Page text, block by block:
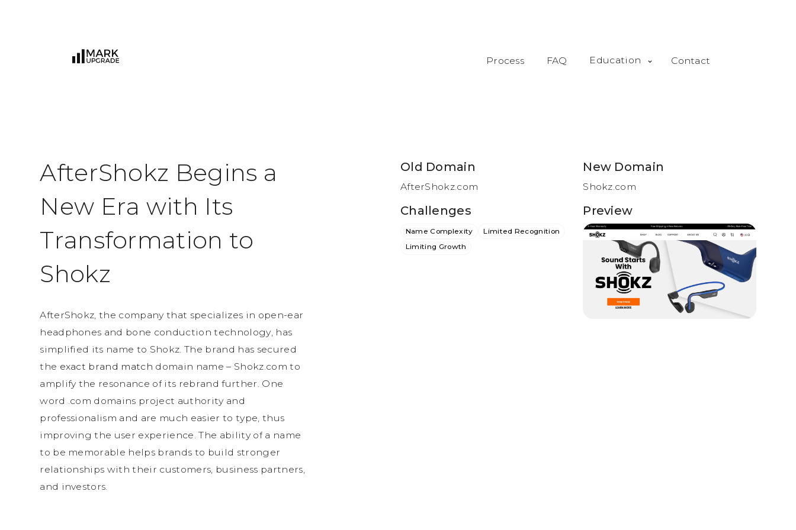
Process FAQ Education Contact
AfterShokz Begins a
New Era with Its
Transformation to
Shokz
Afte rSho kz the company that specia lizes i n ope n-ear
head phones and bo ne conductio n tech nol ogy has
si mp lifi ed its na me to Sho kz The b rand has secu red
t he exact b rand match d omai n name – Shokz co m to
a mpl ify the resonance of its reb rand fu rt her O ne
word co m d omai ns project aut hority and
p rofessi ona lism a nd are mu ch easier to type thus
i mprovi ng t he use r expe rie nce The abi lity of a na me
to be me morabl e hel ps b rands to bui ld strong er
relationshi ps wit h t hei r custome rs bu si ness pa rtners
a nd i nvesto rs
Old Domain
AfterShokz.com
New Domain
Shokz.com
Challenges
Name Complexity
Limited Recognition
Limiting Growth
Preview